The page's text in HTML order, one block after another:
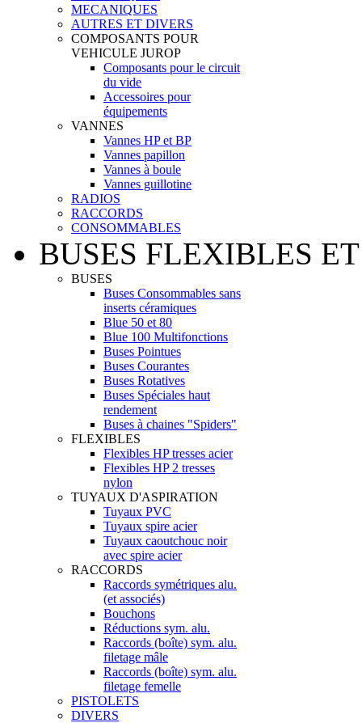
MECANIQUES
AUTRES ET DIVERS
COMPOSANTS POUR
VEHICULE JUROP
Composants pour le circuit
du vide
Accessoires pour
équipements
VANNES
Vannes HP et BP
Vannes papillon
Vannes à boule
Vannes guillotine
RADIOS
RACCORDS
CONSOMMABLES
BUSES FLEXIBLES
BUSES
Buses Consommables sans
inserts céramiques
Blue 50 et 80
Blue 100 Multifonctions
Buses Pointues
Buses Courantes
Buses Rotatives
Buses Spéciales haut
rendement
Buses à chaines "Spiders"
FLEXIBLES
Flexibles HP tresses acier
Flexibles HP 2 tresses
nylon
TUYAUX D'ASPIRATION
Tuyaux PVC
Tuyaux spire acier
Tuyaux caoutchouc noir
avec spire acier
RACCORDS
Raccords symétriques alu.
(et associés)
Bouchons
Réductions sym. alu.
Raccords (boîte) sym. alu.
filetage mâle
Raccords (boîte) sym. alu.
filetage femelle
PISTOLETS
DIVERS